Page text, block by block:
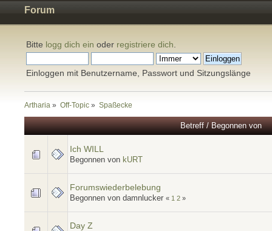
Forum
Bitte logg dich ein oder registriere dich
Einloggen mit Benutzername, Passwort und Sitzungslänge
Artharia » Off-Topic » Spaßecke
Betreff/Begonnen von
Ich WILL
Begonnen von kURT
Forumswiederbelebung
Begonnen von damnlucker « 1 2 »
Day Z